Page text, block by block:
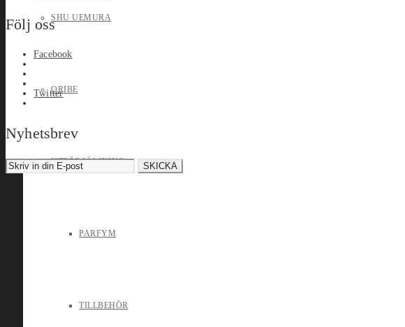
SHU UEMURA
ORIBE
UTFÖRSÄLJNING
PARFYM
TILLBEHÖR
Följ oss
Facebook
Twitter
Nyhetsbrev